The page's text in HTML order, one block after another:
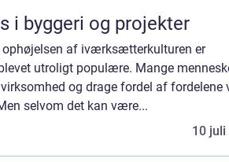
i byggeri og projekter
af iværksætterkulturen er
utroligt populære. Mange
og drage fordel af fordelene
selvom det kan være...
10 juli